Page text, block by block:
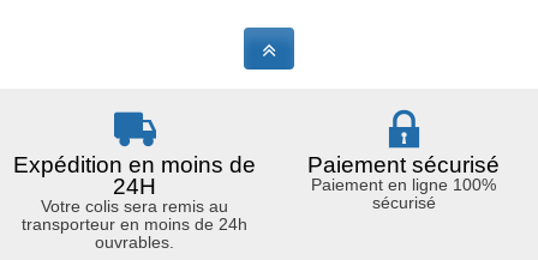
Expédition en moins de
24H
Votre colis sera remis au
transporteur en moins de 24h
ouvrables.
Paiement sécurisé
Paiement en ligne 100%
sécurisé